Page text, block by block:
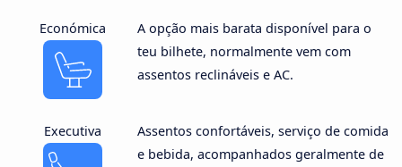
Económica
A opção mais barata disponível para o
teu bilhete, normalmente vem com
assentos reclináveis e AC.
Executiva
Assentos confortáveis, serviço de comida
e bebida, acompanhados geralmente de